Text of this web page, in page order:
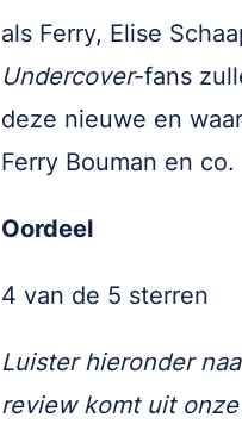
als Ferry, Elise
Undercover-fans
deze nieuwe en
Ferry Bouman en co.
Oordeel
4 van de 5 sterren
Luister hieronder
review komt uit